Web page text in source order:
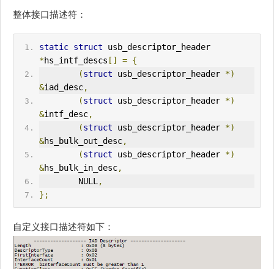
整体接口描述符：
static struct
usb_descriptor_header
*hs_intf_descs [] = {
(struct usb_descriptor_header *)
&iad_desc,
(struct usb_descriptor_header *)
&intf_desc,
(struct usb_descriptor_header *)
&hs_bulk_out_desc,
(struct usb_descriptor_header *)
&hs_bulk_in_desc,
        NULL
,
};
自定义接口描述符如下：